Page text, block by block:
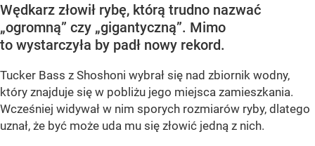
Wędkarz złowił rybę, którą trudno nazwać
„ogromną” czy „gigantyczną”. Mimo
to wystarczyła by padł nowy rekord.
Tucker Bass z Shoshoni wybrał się nad zbiornik wodny,
który znajduje się w pobliżu jego miejsca zamieszkania.
Wcześniej widywał w nim sporych rozmiarów ryby, dlatego
uznał, że być może uda mu się złowić jedną z nich.